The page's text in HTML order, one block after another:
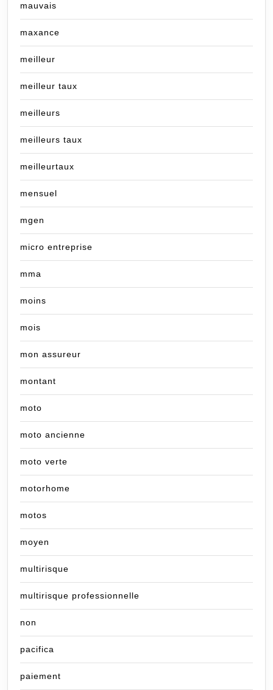
mauvais
maxance
meilleur
meilleur taux
meilleurs
meilleurs taux
meilleurtaux
mensuel
mgen
micro entreprise
mma
moins
mois
mon assureur
montant
moto
moto ancienne
moto verte
motorhome
motos
moyen
multirisque
multirisque professionnelle
non
pacifica
paiement